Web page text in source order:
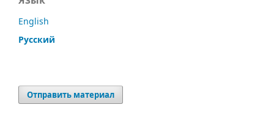
English
Русский
Отправить материал